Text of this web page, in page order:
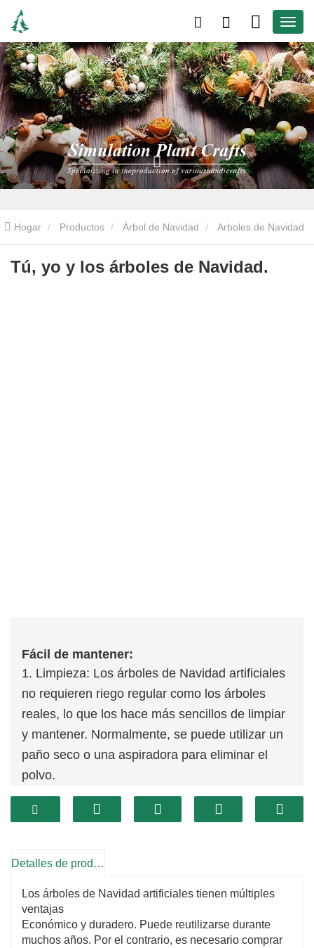
Hogar Productos Árbol de Navidad Arboles de Navidad
artificiales Tú, yo y los árboles de Navidad.
Tú, yo y los árboles de Navidad.
Fácil de mantener:
1. Limpieza: Los árboles de Navidad artificiales
no requieren riego regular como los árboles
reales, lo que los hace más sencillos de limpiar
y mantener. Normalmente, se puede utilizar un
paño seco o una aspiradora para eliminar el
polvo.
2. Sin caída: estos árboles están diseñados
para evitar que se caigan agujas o ramas,
mantenimiento.
1. Reutilizable: Diseñados para uso durante
varios años, nuestros árboles artificiales se
pueden desmontar y volver a montar cada
Detalles de producto
Los árboles de Navidad artificiales tienen múltiples
ventajas
Económico y duradero. Puede reutilizarse durante
muchos años. Por el contrario, es necesario comprar